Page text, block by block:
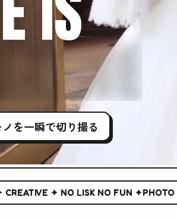
を一瞬で切り撮る
✦ NO LISK NO FUN ✦PHOTO &